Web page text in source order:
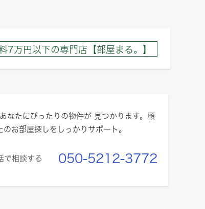
7万円以下の専門店【部屋まる。】
なたにぴったりの物件が 見つかります。顧
お部屋探しをしっかりサポート。
で相談する 050-5212-3772